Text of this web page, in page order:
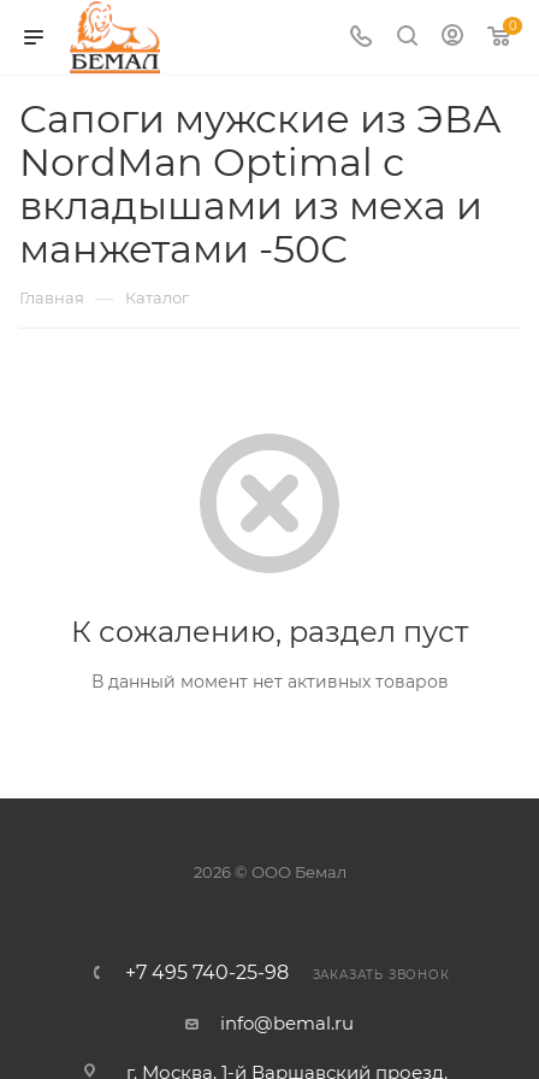
0
Сапоги мужские из ЭВА
NordMan Optimal с
вкладышами из меха и
манжетами -50С
Главная — Каталог
К сожалению, раздел пуст
В данный момент нет активных товаров
2026 © ООО Бемал
+7 495 740-25-98 ЗАКАЗАТЬ ЗВОНОК
info@bemal.ru
г. Москва, 1-й Варшавский проезд,